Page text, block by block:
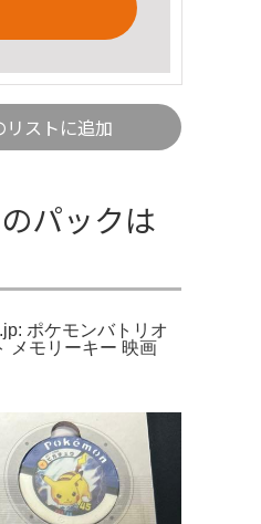
ストに追加
パックは
ポケモンバトリオ
メモリーキー 映画